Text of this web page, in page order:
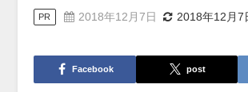
PR 2018年12月7日 2018年12月7
Facebook post